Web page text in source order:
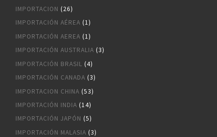
IMPORTACION (26)
IMPORTACIÓN AÉREA (1)
IMPORTACIÓN AEREA (1)
IMPORTACIÓN AUSTRALIA (3)
IMPORTACIÓN BRASIL (4)
IMPORTACIÓN CANADA (3)
IMPORTACION CHINA (53)
IMPORTACIÓN INDIA (14)
IMPORTACIÓN JAPÓN (5)
IMPORTACIÓN MALASIA (3)